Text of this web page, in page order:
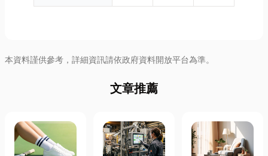
本資料謹供參考，詳細資訊請依政府資料開放平台為準。
文章推薦